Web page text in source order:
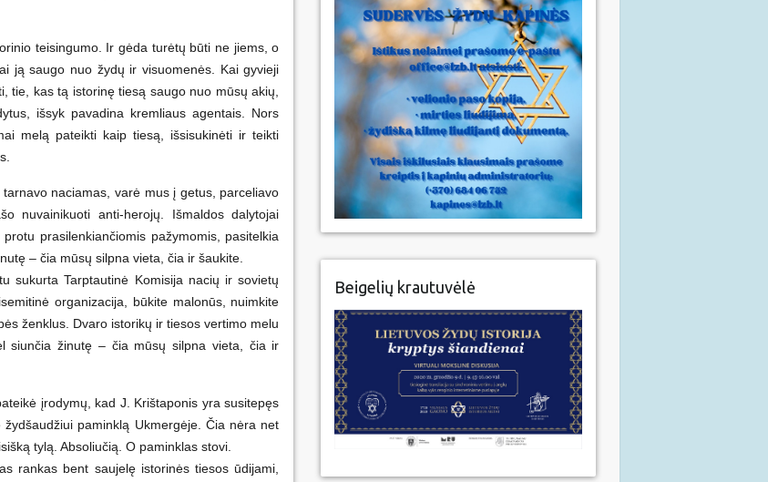
teisingumo. Ir gėda turėtų būti ne jiems, o
ją saugo nuo žydų ir visuomenės. Kai gyvieji
tie, kas tą istorinę tiesą saugo nuo mūsų akių,
išsyk pavadina kremliaus agentais. Nors
melą pateikti kaip tiesą, išsisukinėti ir teikti
naciamas, varė mus į getus, parceliavo
nuvainikuoti anti-herojų. Išmaldos dalytojai
prasilenkiančiomis pažymomis, pasitelkia
– čia mūsų silpna vieta, čia ir šaukite.
sukurta Tarptautinė Komisija nacių ir sovietų
organizacija, būkite malonūs, nuimkite
ženklus. Dvaro istorikų ir tiesos vertimo melu
siunčia žinutę – čia mūsų silpna vieta, čia ir
įrodymų, kad J. Krištaponis yra susitepęs
paminklą Ukmergėje. Čia nėra net
tylą. Absoliučią. O paminklas stovi.
rankas bent saujelę istorinės tiesos ūdijami,
Beigelių krautuvėlė